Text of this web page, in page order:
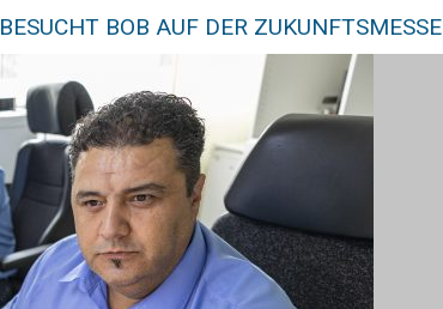
BESUCHT BOB AUF DER ZUKUNFTSMESSE